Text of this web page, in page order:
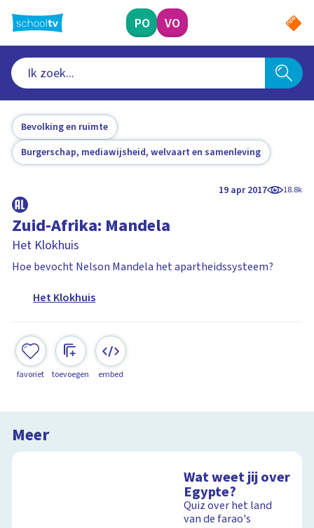
naar
hoofdinhoud
PO VO
Bevolking en ruimte
Burgerschap, mediawijsheid, welvaart en samenleving
19 apr 2017 18.8k
Zuid-Afrika: Mandela
Het Klokhuis
Hoe bevocht Nelson Mandela het apartheidssysteem?
Het Klokhuis
favoriet toevoegen embed
Meer
Wat weet jij over
Egypte?
Quiz over het land
van de farao's